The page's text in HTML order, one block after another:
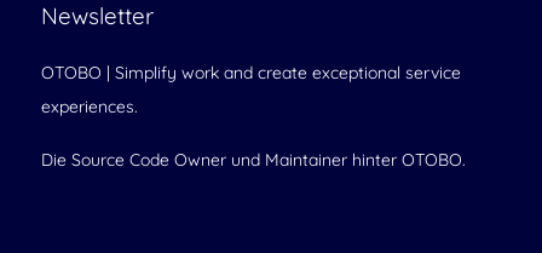
Newsletter
OTOBO | Simplify work and create exceptional service
experiences.
Die Source Code Owner und Maintainer hinter OTOBO.